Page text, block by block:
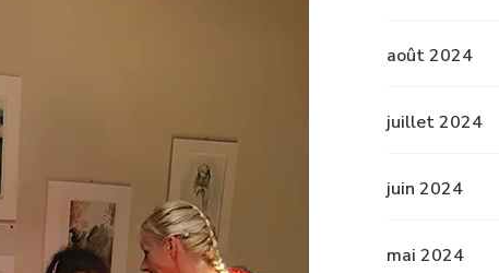
août 2024
juillet 2024
juin 2024
mai 2024